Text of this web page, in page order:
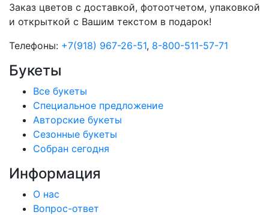
Заказ цветов с доставкой, фотоотчетом, упаковкой
и открыткой с Вашим текстом в подарок!
Телефоны: +7(918) 967-26-51, 8-800-511-57-71
Букеты
Все букеты
Cпециальное предложение
Авторские букеты
Сезонные букеты
Собран сегодня
Информация
О нас
Вопрос-ответ